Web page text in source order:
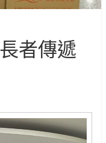
者傳遞